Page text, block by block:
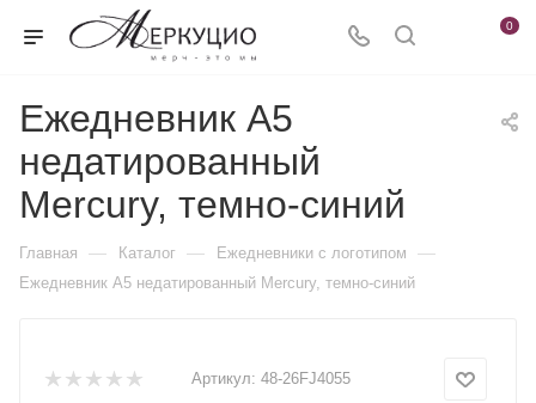
0
Ежедневник А5
недатированный
Mercury, темно-синий
Главная — Каталог — Ежедневники c логотипом —
Ежедневник А5 недатированный Mercury, темно-синий
Артикул: 48-26FJ4055